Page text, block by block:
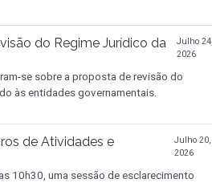
do Regime Jurídico da
Julho 24,
2026
se sobre a proposta de revisão do
às entidades governamentais.
de Atividades e
Julho 20,
2026
10h30, uma sessão de esclarecimento